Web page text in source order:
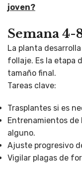
joven?
Semana 4-
La planta
follaje. Es la etapa
tamaño final.
Tareas clave:
Trasplantes si es
Entrenamientos de
alguno.
Ajuste progresivo
Vigilar plagas de